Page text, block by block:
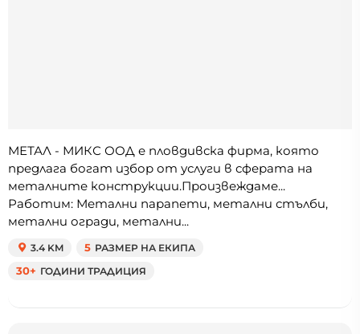
МЕТАЛ - МИКС ООД е пловдивска фирма, която
предлага богат избор от услуги в сферата на
металните конструкции.Произвеждаме...
Работим: Метални парапети, метални стълби,
метални огради, метални...
3.4 KM 5 РАЗМЕР НА ЕКИПА
30+ ГОДИНИ ТРАДИЦИЯ